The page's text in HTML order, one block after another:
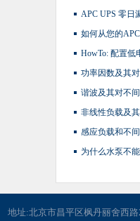
APC UPS 零日
如何从您的
HowTo: 配置低
功率因数及其
谐波及其对不
非线性负载及
感应负载和不
为什么水泵不
地址:北京市昌平区枫丹丽舍西